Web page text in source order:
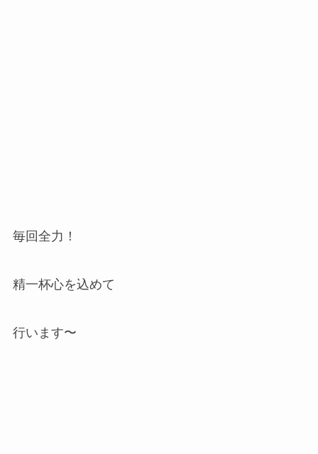
毎回全力！
精一杯心を込めて
行います〜